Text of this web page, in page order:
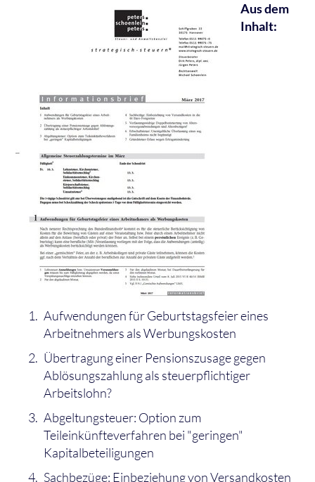
Aus dem
Inhalt:
Aufwendungen für Geburtstagsfeier eines
Arbeitnehmers als Werbungskosten
Übertragung einer Pensionszusage gegen
Ablösungszahlung als steuerpflichtiger
Arbeitslohn?
Abgeltungsteuer: Option zum
Teileinkünfteverfahren bei "geringen"
Kapitalbeteiligungen
Sachbezüge: Einbeziehung von Versandkosten